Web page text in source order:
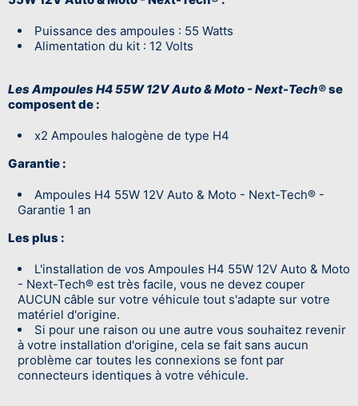
Puissance des ampoules : 55 Watts
Alimentation du kit : 12 Volts
Les Ampoules H4 55W 12V Auto & Moto - Next-Tech®se
composent de :
x2 Ampoules halogène de type H4
Garantie :
Ampoules H4 55W 12V Auto & Moto - Next-Tech® -
Garantie 1 an
Les plus :
L'installation de vos Ampoules H4 55W 12V Auto & Moto
- Next-Tech® est très facile, vous ne devez couper
AUCUN câble sur votre véhicule tout s'adapte sur votre
matériel d'origine.
Si pour une raison ou une autre vous souhaitez revenir
à votre installation d'origine, cela se fait sans aucun
problème car toutes les connexions se font par
connecteurs identiques à votre véhicule.